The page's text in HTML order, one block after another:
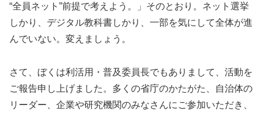
“全員ネット”前提で考えよう。」そのとおり。ネット選挙
しかり、デジタル教科書しかり、一部を気にして全体が進
んでいない。変えましょう。
さて、ぼくは利活用・普及委員長でもありまして、活動を
ご報告申し上げました。多くの省庁のかたがた、自治体の
リーダー、企業や研究機関のみなさんにご参加いただき、